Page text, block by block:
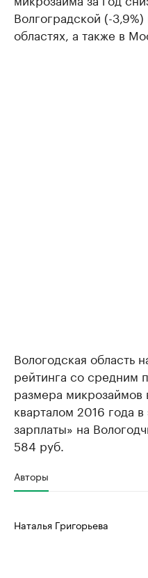
Волгоградской (-
областях, а также в
Вологодская область
рейтинга со средним
размера микрозаймов
кварталом 2016 года
зарплаты» на
584 руб.
Авторы
Наталья Григорьева